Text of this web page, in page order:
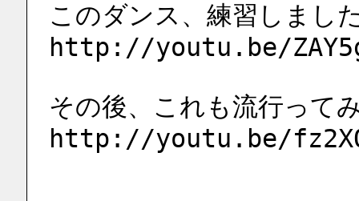
このダンス、練習しまし
http://youtu.be/
その後、これも流行って
http://youtu.be/